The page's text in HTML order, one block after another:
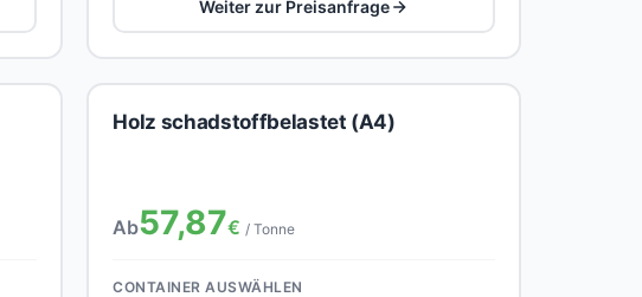
Weiter zur Preisanfrage
Holz schadstoffbelastet (A4)
Ab57,87€ / Tonne
CONTAINER AUSWÄHLEN